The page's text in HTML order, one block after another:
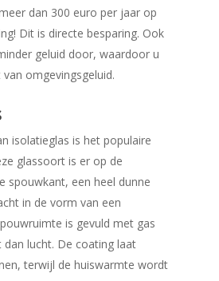
dan 300 euro per jaar op
Dit is directe besparing. Ook
geluid door, waardoor u
omgevingsgeluid.
isolatieglas is het populaire
glassoort is er op de
spouwkant, een heel dunne
in de vorm van een
is gevuld met gas
lucht. De coating laat
terwijl de huiswarmte wordt